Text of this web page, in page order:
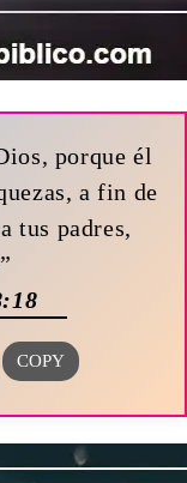
porque él
a fin de
tus padres,